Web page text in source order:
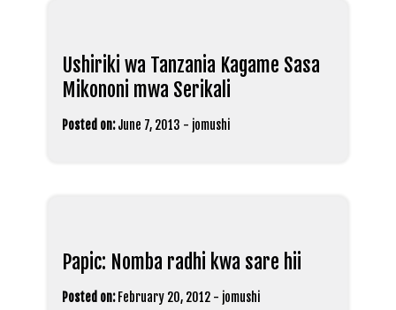
Ushiriki wa Tanzania Kagame Sasa
Mikononi mwa Serikali
Posted on: June 7, 2013 - jomushi
Papic: Nomba radhi kwa sare hii
Posted on: February 20, 2012 - jomushi